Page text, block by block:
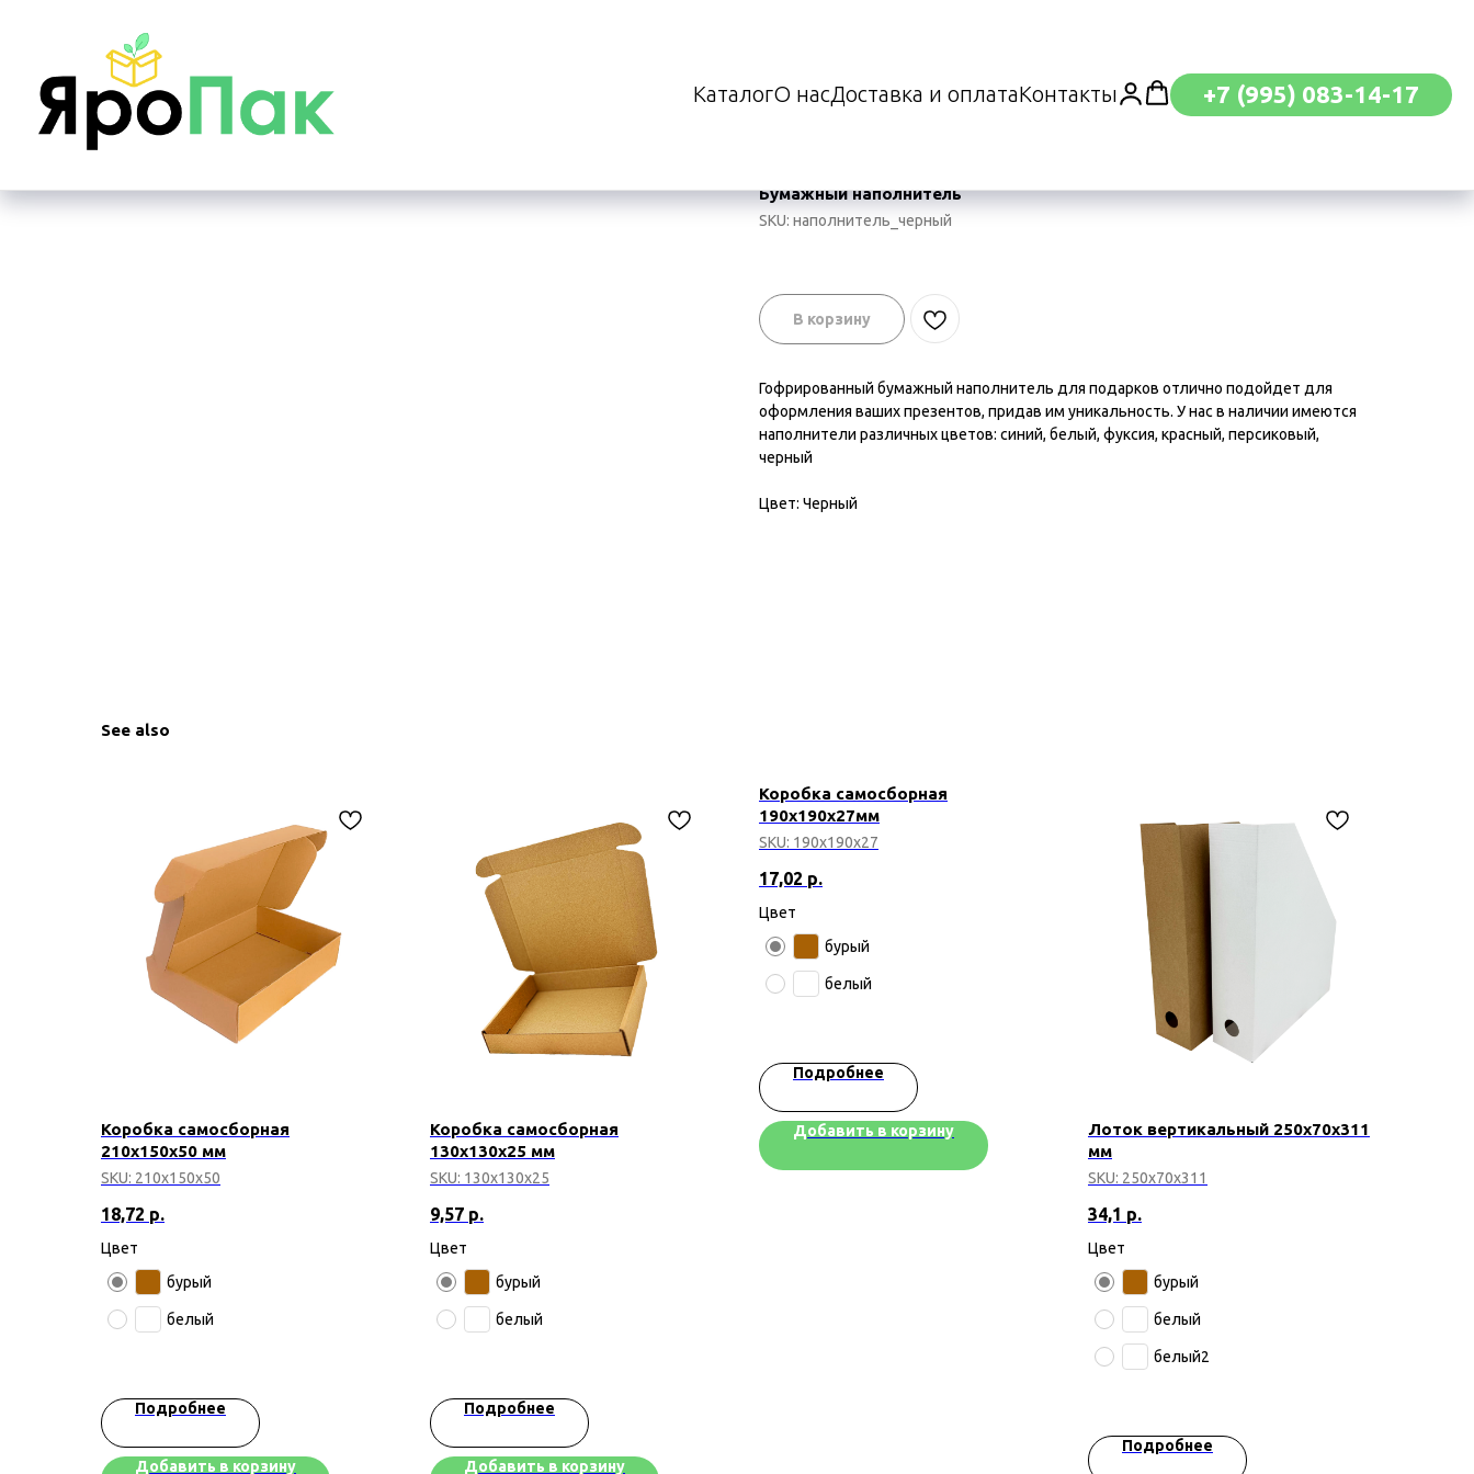
КаталогО насДоставка и оплатаКонтакты +7 (995) 083-14-17
Main page Наполнитель Бумажный наполнитель
Бумажный наполнитель
SKU: наполнитель_черный
В корзину
Гофрированный бумажный наполнитель для подарков отлично подойдет для
оформления ваших презентов, придав им уникальность. У нас в наличии имеются
наполнители различных цветов: синий, белый, фуксия, красный, персиковый,
черный
Цвет: Черный
See also
Коробка самосборная
210х150х50 мм
SKU: 210х150х50
18,72 р.
Цвет
бурый
белый
Подробнее
Добавить в корзину
Коробка самосборная
130х130х25 мм
SKU: 130х130х25
9,57 р.
Цвет
бурый
белый
Подробнее
Добавить в корзину
Коробка самосборная
190х190х27мм
SKU: 190х190х27
17,02 р.
Цвет
бурый
белый
Подробнее
Добавить в корзину
Лоток вертикальный 250х70х311
мм
SKU: 250х70х311
34,1 р.
Цвет
бурый
белый
белый2
Подробнее